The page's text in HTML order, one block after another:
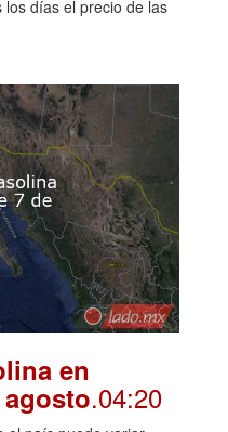
días el precio de las
en
.04:20